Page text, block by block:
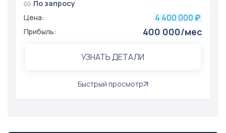
По запросу
Цена:
4 400 000 ₽
Прибыль: 400 000/мес
УЗНАТЬ ДЕТАЛИ
Быстрый просмотр